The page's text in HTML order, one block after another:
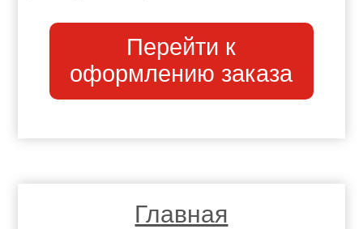
Перейти к
оформлению заказа
Главная